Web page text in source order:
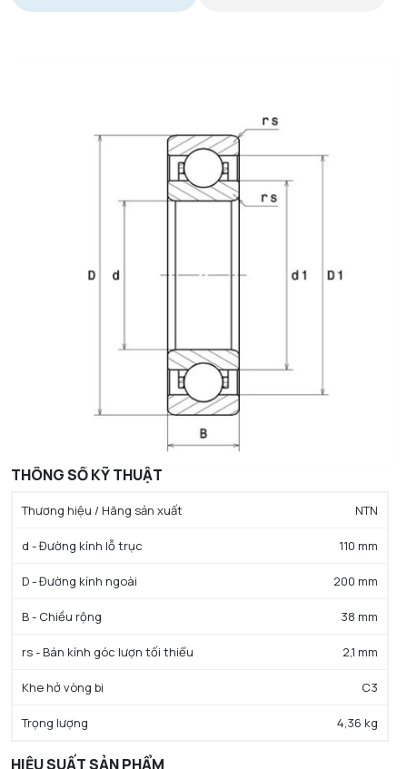
THÔNG SỐ KỸ THUẬT
Thương hiệu / Hãng sản xuất NTN
d - Đường kính lỗ trục 110 mm
D - Đường kính ngoài 200 mm
B - Chiều rộng 38 mm
rs - Bán kính góc lượn tối thiểu 2,1 mm
Khe hở vòng bi C3
Trọng lượng 4,36 kg
HIỆU SUẤT SẢN PHẨM